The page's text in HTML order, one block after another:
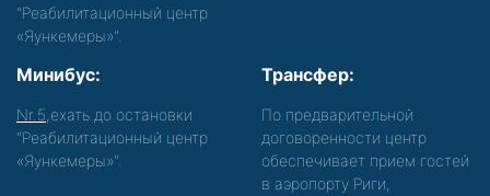
"Реабилитационный центр
«Яункемеры»".
Минибус:
Nr.5 ,ехать до остановки
"Реабилитационный центр
«Яункемеры»".
Трансфер:
По предварительной
договоренности центр
обеспечивает прием гостей
в аэропорту Риги,